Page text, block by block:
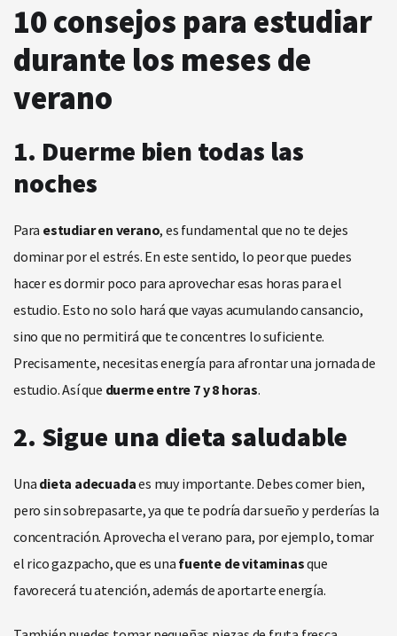
10 consejos para estudiar
durante los meses de
verano
1. Duerme bien todas las
noches
Para estudiar en verano, es fundamental que no te dejes
dominar por el estrés. En este sentido, lo peor que puedes
hacer es dormir poco para aprovechar esas horas para el
estudio. Esto no solo hará que vayas acumulando cansancio,
sino que no permitirá que te concentres lo suficiente.
Precisamente, necesitas energía para afrontar una jornada de
estudio. Así que duerme entre 7 y 8 horas.
2. Sigue una dieta saludable
Una dieta adecuadaes muy importante. Debes comer bien,
pero sin sobrepasarte, ya que te podría dar sueño y perderías la
concentración. Aprovecha el verano para, por ejemplo, tomar
el rico gazpacho, que es una fuente de vitaminasque
favorecerá tu atención, además de aportarte energía.